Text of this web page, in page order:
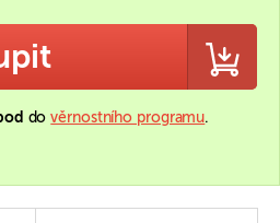
dověrnostního programu.